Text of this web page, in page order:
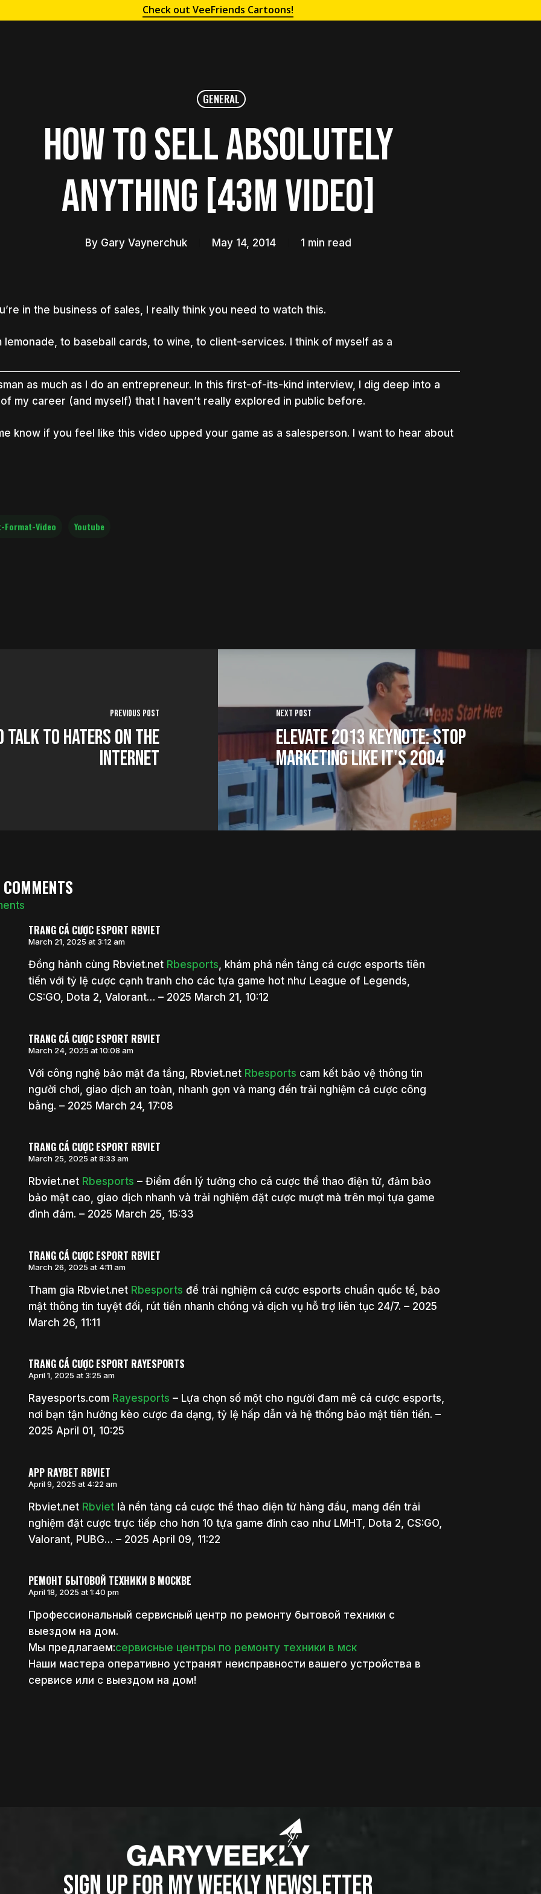
Check out VeeFriends Cartoons!
GENERAL
How to Sell Absolutely
Anything [43m Video]
By Gary Vaynerchuk May 14, 2014 1 min read
in the business of sales, I really think you need to watch this.
lemonade, to baseball cards, to wine, to client-services. I think of myself as a
as much as I do an entrepreneur. In this first-of-its-kind interview, I dig deep into a
my career (and myself) that I haven’t really explored in public before.
know if you feel like this video upped your game as a salesperson. I want to hear about
Format-Video Youtube
Previous Post
Talk to Haters on the
Internet
Next Post
Elevate 2013 Keynote: Stop
Marketing Like It's 2004
TRANG CÁ CƯỢC ESPORT RBVIET
March 21, 2025 at 3:12 am
Đồng hành cùng Rbviet.net Rbesports, khám phá nền tảng cá cược esports tiên
tiến với tỷ lệ cược cạnh tranh cho các tựa game hot như League of Legends,
CS:GO, Dota 2, Valorant… – 2025 March 21, 10:12
TRANG CÁ CƯỢC ESPORT RBVIET
March 24, 2025 at 10:08 am
Với công nghệ bảo mật đa tầng, Rbviet.net Rbesports cam kết bảo vệ thông tin
người chơi, giao dịch an toàn, nhanh gọn và mang đến trải nghiệm cá cược công
bằng. – 2025 March 24, 17:08
TRANG CÁ CƯỢC ESPORT RBVIET
March 25, 2025 at 8:33 am
Rbviet.net Rbesports – Điểm đến lý tưởng cho cá cược thể thao điện tử, đảm bảo
bảo mật cao, giao dịch nhanh và trải nghiệm đặt cược mượt mà trên mọi tựa game
đình đám. – 2025 March 25, 15:33
TRANG CÁ CƯỢC ESPORT RBVIET
March 26, 2025 at 4:11 am
Tham gia Rbviet.net Rbesports để trải nghiệm cá cược esports chuẩn quốc tế, bảo
mật thông tin tuyệt đối, rút tiền nhanh chóng và dịch vụ hỗ trợ liên tục 24/7. – 2025
March 26, 11:11
TRANG CÁ CƯỢC ESPORT RAYESPORTS
April 1, 2025 at 3:25 am
Rayesports.com Rayesports – Lựa chọn số một cho người đam mê cá cược esports,
nơi bạn tận hưởng kèo cược đa dạng, tỷ lệ hấp dẫn và hệ thống bảo mật tiên tiến. –
2025 April 01, 10:25
APP RAYBET RBVIET
April 9, 2025 at 4:22 am
Rbviet.net Rbvietlà nền tảng cá cược thể thao điện tử hàng đầu, mang đến trải
nghiệm đặt cược trực tiếp cho hơn 10 tựa game đỉnh cao như LMHT, Dota 2, CS:GO,
Valorant, PUBG… – 2025 April 09, 11:22
РЕМОНТ БЫТОВОЙ ТЕХНИКИ В МОСКВЕ
April 18, 2025 at 1:40 pm
Профессиональный сервисный центр по ремонту бытовой техники с
выездом на дом.
Мы предлагаем:сервисные центры по ремонту техники в мск
Наши мастера оперативно устранят неисправности вашего устройства в
сервисе или с выездом на дом!
SIGN UP FOR MY WEEKLY NEWSLETTER